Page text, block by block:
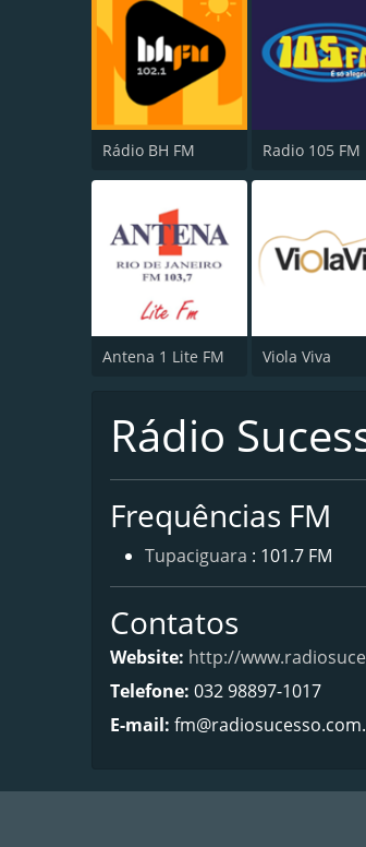
Rádio BH FM Radio 105 FM
Antena 1 Lite FM Viola Viva
Rádio
Frequências FM
Tupaciguara : 101.7 FM
Contatos
Website: http://
Telefone: 032 98897-1017
E-mail: